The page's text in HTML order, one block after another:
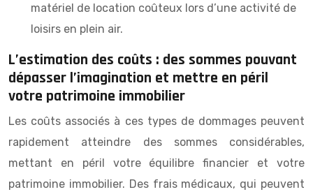
matériel de location coûteux lors d’une activité de
loisirs en plein air.
L’estimation des coûts : des sommes pouvant
dépasser l’imagination et mettre en péril
votre patrimoine immobilier
Les coûts associés à ces types de dommages peuvent
rapidement atteindre des sommes considérables,
mettant en péril votre équilibre financier et votre
patrimoine immobilier. Des frais médicaux, qui peuvent